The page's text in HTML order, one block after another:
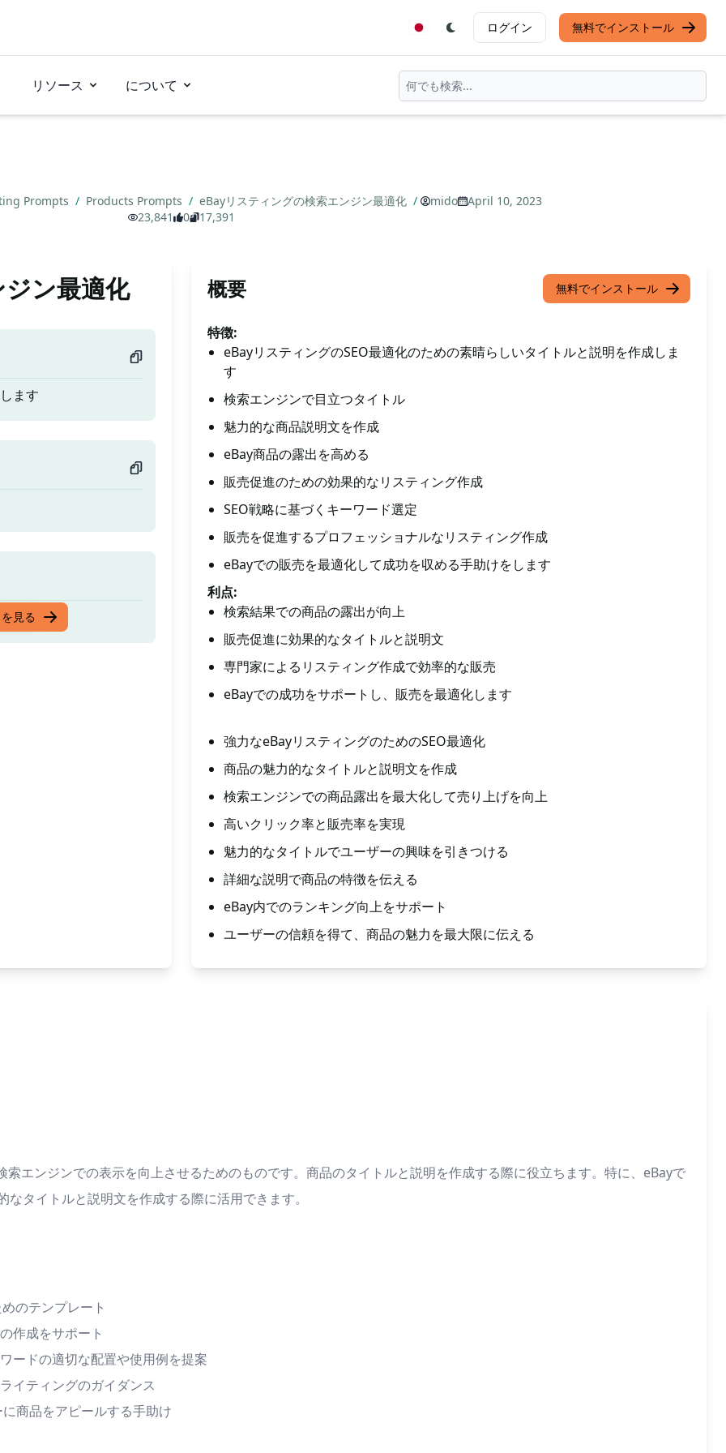
ログイン 無料でインストール
リソース について
Prompts / Products Prompts / eBayリスティングの検索エンジン最適化 / mido
April 10, 2023
23,841
0 17,391
ン最適化
ます
ます
見る
概要 無料でインストール
特徴:
eBayリスティングのSEO最適化のための素晴らしいタイトルと説明を作成しま
す
検索エンジンで目立つタイトル
魅力的な商品説明文を作成
eBay商品の露出を高める
販売促進のための効果的なリスティング作成
SEO戦略に基づくキーワード選定
販売を促進するプロフェッショナルなリスティング作成
eBayでの販売を最適化して成功を収める手助けをします
利点:
検索結果での商品の露出が向上
販売促進に効果的なタイトルと説明文
専門家によるリスティング作成で効率的な販売
eBayでの成功をサポートし、販売を最適化します
強力なeBayリスティングのためのSEO最適化
商品の魅力的なタイトルと説明文を作成
検索エンジンでの商品露出を最大化して売り上げを向上
高いクリック率と販売率を実現
魅力的なタイトルでユーザーの興味を引きつける
詳細な説明で商品の特徴を伝える
eBay内でのランキング向上をサポート
ユーザーの信頼を得て、商品の魅力を最大限に伝える
エンジンでの表示を向上させるためのものです。商品のタイトルと説明を作成する際に役立ちます。特に、eBayで
タイトルと説明文を作成する際に活用できます。
のテンプレート
作成をサポート
ードの適切な配置や使用例を提案
イティングのガイダンス
商品をアピールする手助け